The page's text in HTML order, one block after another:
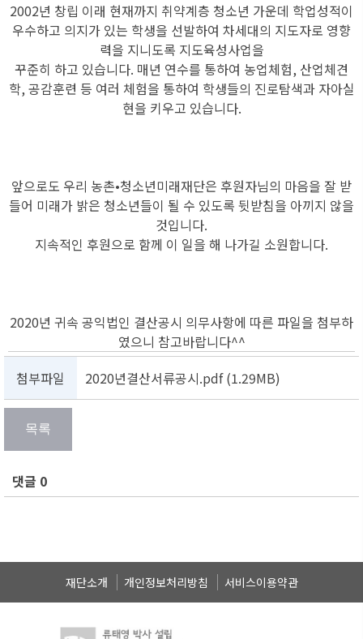
2002년 창립 이래 현재까지 취약계층 청소년 가운데 학업성적이
우수하고 의지가 있는 학생을 선발하여 차세대의 지도자로 영향
력을 지니도록 지도육성사업을
꾸준히 하고 있습니다. 매년 연수를 통하여 농업체험, 산업체견
학, 공감훈련 등 여러 체험을 통하여 학생들의 진로탐색과 자아실
현을 키우고 있습니다.
앞으로도 우리 농촌•청소년미래재단은 후원자님의 마음을 잘 받
들어 미래가 밝은 청소년들이 될 수 있도록 뒷받침을 아끼지 않을
것입니다.
지속적인 후원으로 함께 이 일을 해 나가길 소원합니다.
2020년 귀속 공익법인 결산공시 의무사항에 따른 파일을 첨부하
였으니 참고바랍니다^^
첨부파일
2020년결산서류공시.pdf (1.29MB)
댓글 0
재단소개 개인정보처리방침 서비스이용약관